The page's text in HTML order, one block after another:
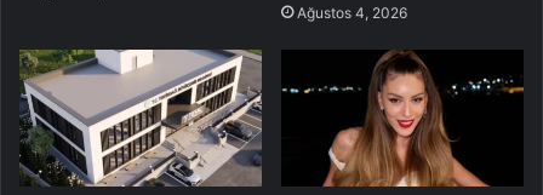
Ağustos 4, 2026